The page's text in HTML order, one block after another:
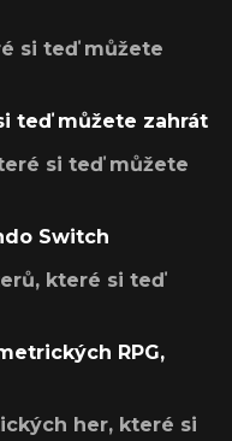
si teď můžete
teď můžete zahrát
si teď můžete
Switch
které si teď
RPG,
her, které si